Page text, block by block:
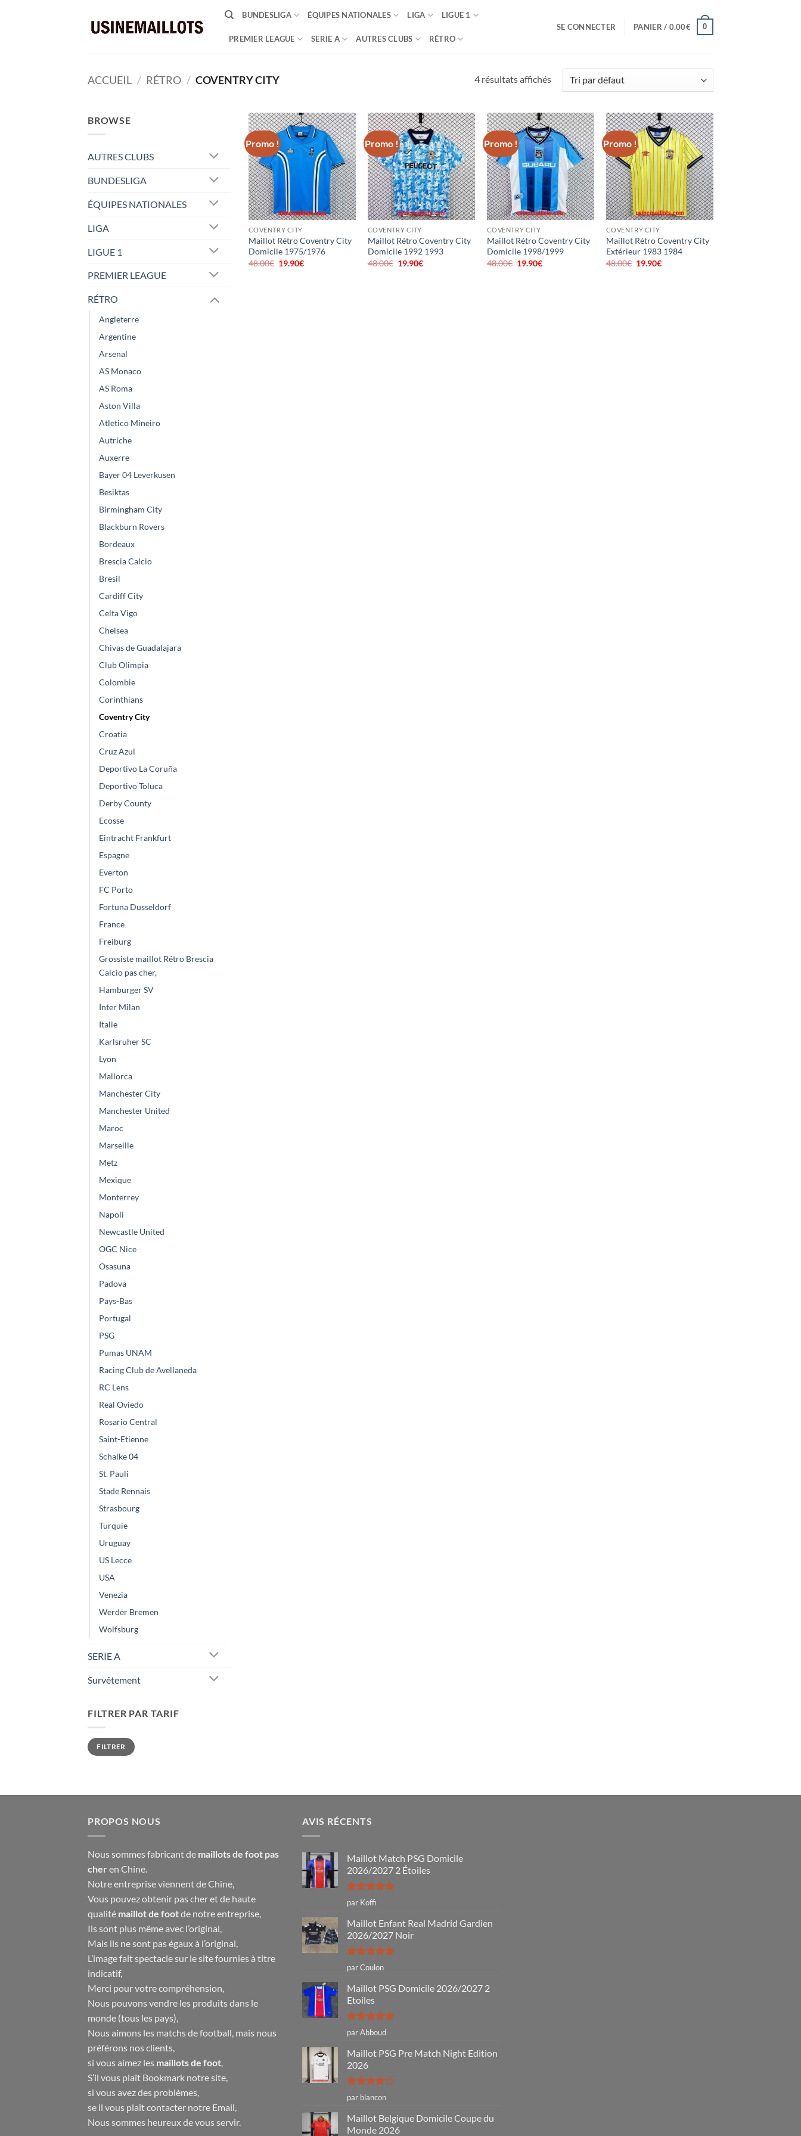
BUNDESLIGA ÉQUIPES NATIONALES LIGA LIGUE 1
PREMIER LEAGUE SERIE A AUTRES CLUBS RÉTRO
SE CONNECTER PANIER / 0.00€ 0
ACCUEIL / RÉTRO / COVENTRY CITY 4 résultats affichés
BROWSE
AUTRES CLUBS
BUNDESLIGA
ÉQUIPES NATIONALES
LIGA
LIGUE 1
PREMIER LEAGUE
RÉTRO
Angleterre
Argentine
Arsenal
AS Monaco
AS Roma
Aston Villa
Atletico Mineiro
Autriche
Auxerre
Bayer 04 Leverkusen
Besiktas
Birmingham City
Blackburn Rovers
Bordeaux
Brescia Calcio
Bresil
Cardiff City
Celta Vigo
Chelsea
Chivas de Guadalajara
Club Olimpia
Colombie
Corinthians
Coventry City
Croatia
Cruz Azul
Deportivo La Coruña
Deportivo Toluca
Derby County
Ecosse
Eintracht Frankfurt
Espagne
Everton
FC Porto
Fortuna Dusseldorf
France
Freiburg
Grossiste maillot Rétro Brescia
Calcio pas cher,
Hamburger SV
Inter Milan
Italie
Karlsruher SC
Lyon
Mallorca
Manchester City
Manchester United
Maroc
Marseille
Metz
Mexique
Monterrey
Napoli
Newcastle United
OGC Nice
Osasuna
Padova
Pays-Bas
Portugal
PSG
Pumas UNAM
Racing Club de Avellaneda
RC Lens
Real Oviedo
Rosario Central
Saint-Etienne
Schalke 04
St. Pauli
Stade Rennais
Strasbourg
Turquie
Uruguay
US Lecce
USA
Venezia
Werder Bremen
Wolfsburg
SERIE A
Survêtement
FILTRER PAR TARIF
Prix
min
Prix
maxFILTRER
Promo !
COVENTRY CITY
Maillot Rétro Coventry City
Domicile 1975/1976
48.00€ Le
19.90€
Promo !
COVENTRY CITY
Maillot Rétro Coventry City
Domicile 1992 1993
48.00€ Le
19.90€
Promo !
COVENTRY CITY
Maillot Rétro Coventry City
Domicile 1998/1999
48.00€ Le
19.90€
Promo !
COVENTRY CITY
Maillot Rétro Coventry City
Extérieur 1983 1984
48.00€ Le
19.90€
PROPOS NOUS
Nous sommes fabricant de maillots de foot pas
cher en Chine.
Notre entreprise viennent de Chine,
Vous pouvez obtenir pas cher et de haute
qualité maillot de footde notre entreprise,
Ils sont plus même avec l’original,
Mais ils ne sont pas égaux à l’original,
L’image fait spectacle sur le site fournies à titre
indicatif,
Merci pour votre compréhension,
Nous pouvons vendre les produits dans le
monde (tous les pays),
Nous aimons les matchs de football, mais nous
préférons nos clients,
si vous aimez les maillots de foot
S’il vous plaît Bookmark notre site,
si vous avez des problèmes,
se il vous plaît contacter notre Email,
Nous sommes heureux de vous servir.
AVIS RÉCENTS
Maillot Match PSG Domicile
2026/2027 2 Étoiles
Note5sur
5
par Koffi
Maillot Enfant Real Madrid Gardien
2026/2027 Noir
Note5sur
5
par Coulon
Maillot PSG Domicile 2026/2027 2
Etoiles
Note5sur
5
par Abboud
Maillot PSG Pre Match Night Edition
2026
Note4
sur 5
par blancon
Maillot Belgique Domicile Coupe du
Monde 2026